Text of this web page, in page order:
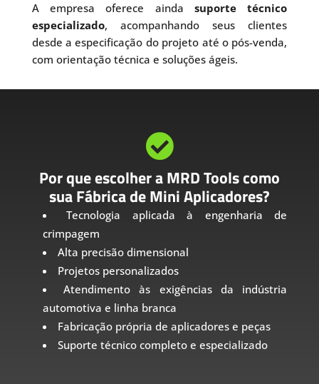
A empresa oferece ainda suporte técnico
especializado, acompanhando seus clientes
desde a especificação do projeto até o pós-venda,
com orientação técnica e soluções ágeis.

Por que escolher a MRD Tools como
sua Fábrica de Mini Aplicadores?
Tecnologia aplicada à engenharia de
crimpagem
Alta precisão dimensional
Projetos personalizados
Atendimento às exigências da indústria
automotiva e linha branca
Fabricação própria de aplicadores e peças
Suporte técnico completo e especializado